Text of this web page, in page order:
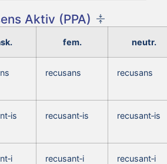
Aktiv (PPA)
fem. neutr.
recusans recusans
recusant‑is recusant‑is
recusant‑i recusant‑i